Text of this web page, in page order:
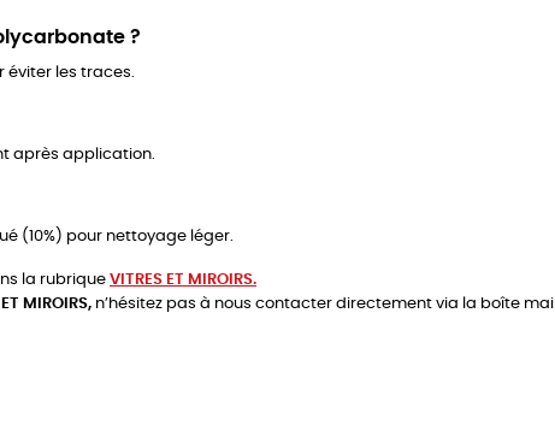
?
éviter les traces.
après application.
(10%) pour nettoyage léger.
la rubrique VITRES ET MIROIRS.
MIROIRS, n’hésitez pas à nous contacter directement via la boîte mail